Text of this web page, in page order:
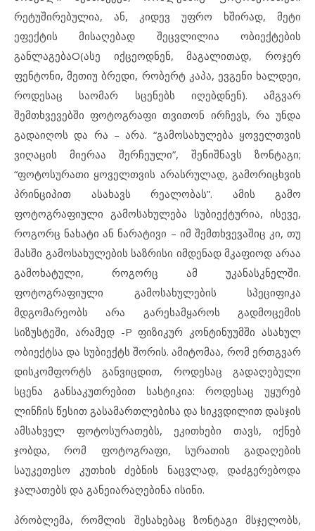
რეტუშირებულია, ან, კიდევ უფრო ხშირად, მეტი
ეფექტის მისაღებად შეცვლილია ობიექტების
განლაგებაO(ასე იქცეოდნენ, მაგალითად, როჯერ
ფენტონი, მეთიუ ბრედი, რობერტ კაპა, ევგენი ხალდეი,
როდესაც საომარ სცენებს იღებდნენ). ამგვარ
შემთხვევებში ფოტოგრაფი თვითონ ირჩევს, რა უნდა
გადაიღოს და რა – არა. “გამოსახულება ყოველთვის
ვიღაცის მიერაა შერჩეული”, შენიშნავს ზონტაგი;
“ფოტოსურათი ყოველთვის არასრულად, გამორიცხვის
პრინციპით ასახავს რეალობას”. ამის გამო
ფოტოგრაფიული გამოსახულება სუბიექტურია, ისევე,
როგორც ნახატი ან ნარატივი – იმ შემთხვევაშიც კი, თუ
მასში გამოსახულების საზრისი იმდენად მკაფიოდ არაა
გამოხატული, როგორც ამ უკანასკნელში.
ფოტოგრაფიული გამოსახულების სპეციფიკა
მდგომარეობს არა გარესამყაროს გადმოცემის
სიზუსტეში, არამედ -P ფიზიკურ კონტინუუმში ასახულ
ობიექტსა და სუბიექტს შორის. ამიტომაა, რომ ერთგვარ
დისკომფორტს განვიცდით, როდესაც გადაღებული
სცენა განსაკუთრებით სასტიკია: როდესაც უყურებ
ლინჩის წესით გასამართლებისა და სიკვდილით დასჯის
ამსახველ ფოტოსურათებს, ეკითხები თავს, იქნებ
ჯობდა, რომ ფოტოგრაფი, სურათის გადაღების
საუკეთესო კუთხის ძებნის ნაცვლად, დაძგერებოდა
ჯალათებს და განეიარაღებინა ისინი.
პრობლემა, რომლის შესახებაც ზონტაგი მსჯელობს,